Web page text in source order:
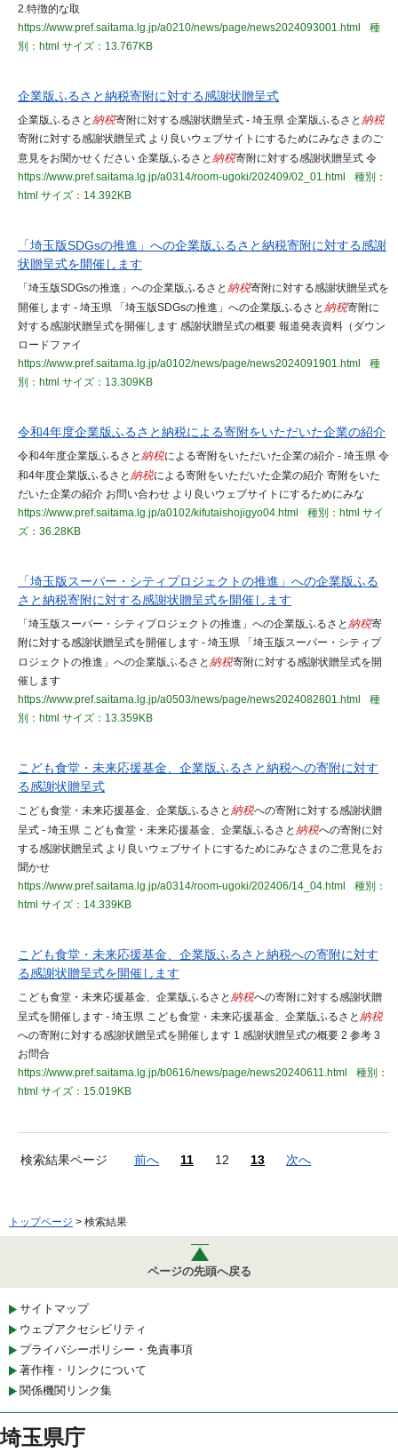
2.特徴的な取
https://www.pref.saitama.lg.jp/a0210/news/page/news2024093001.html
種
別：html サイズ：13.767KB
企業版ふるさと納税寄附に対する感謝状贈呈式
企業版ふるさと 納税寄附に対する感謝状贈呈式 - 埼玉県 企業版ふるさと 納税
寄附に対する感謝状贈呈式 より良いウェブサイトにするためにみなさまのご
意見をお聞かせください 企業版ふるさと 納税寄附に対する感謝状贈呈式 令
https://www.pref.saitama.lg.jp/a0314/room-ugoki/202409/02_01.html
種別：
html サイズ：14.392KB
「埼玉版SDGsの推進」への企業版ふるさと納税寄附に対する感謝
状贈呈式を開催します
「埼玉版SDGsの推進」への企業版ふるさと 納税寄附に対する感謝状贈呈式を
開催します - 埼玉県 「埼玉版SDGsの推進」への企業版ふるさと 納税寄附に
対する感謝状贈呈式を開催します 感謝状贈呈式の概要 報道発表資料（ダウン
ロードファイ
https://www.pref.saitama.lg.jp/a0102/news/page/news2024091901.html
種
別：html サイズ：13.309KB
令和4年度企業版ふるさと納税による寄附をいただいた企業の紹介
令和4年度企業版ふるさと 納税による寄附をいただいた企業の紹介 - 埼玉県 令
和4年度企業版ふるさと 納税による寄附をいただいた企業の紹介 寄附をいた
だいた企業の紹介 お問い合わせ より良いウェブサイトにするためにみな
https://www.pref.saitama.lg.jp/a0102/kifutaishojigyo04.html
種別：html サイ
ズ：36.28KB
「埼玉版スーパー・シティプロジェクトの推進」への企業版ふる
さと納税寄附に対する感謝状贈呈式を開催します
「埼玉版スーパー・シティプロジェクトの推進」への企業版ふるさと 納税寄
附に対する感謝状贈呈式を開催します - 埼玉県 「埼玉版スーパー・シティプ
ロジェクトの推進」への企業版ふるさと 納税寄附に対する感謝状贈呈式を開
催します
https://www.pref.saitama.lg.jp/a0503/news/page/news2024082801.html
種
別：html サイズ：13.359KB
こども食堂・未来応援基金、企業版ふるさと納税への寄附に対す
る感謝状贈呈式
こども食堂・未来応援基金、企業版ふるさと 納税への寄附に対する感謝状贈
呈式 - 埼玉県 こども食堂・未来応援基金、企業版ふるさと 納税への寄附に対
する感謝状贈呈式 より良いウェブサイトにするためにみなさまのご意見をお
聞かせ
https://www.pref.saitama.lg.jp/a0314/room-ugoki/202406/14_04.html
種別：
html サイズ：14.339KB
こども食堂・未来応援基金、企業版ふるさと納税への寄附に対す
る感謝状贈呈式を開催します
こども食堂・未来応援基金、企業版ふるさと 納税への寄附に対する感謝状贈
呈式を開催します - 埼玉県 こども食堂・未来応援基金、企業版ふるさと 納税
への寄附に対する感謝状贈呈式を開催します 1 感謝状贈呈式の概要 2 参考 3
お問合
https://www.pref.saitama.lg.jp/b0616/news/page/news20240611.html
種別：
html サイズ：15.019KB
検索結果ページ 前へ 11 12 13 次へ
トップページ > 検索結果
ページの先頭へ戻る
サイトマップ
ウェブアクセシビリティ
プライバシーポリシー・免責事項
著作権・リンクについて
関係機関リンク集
埼玉県庁